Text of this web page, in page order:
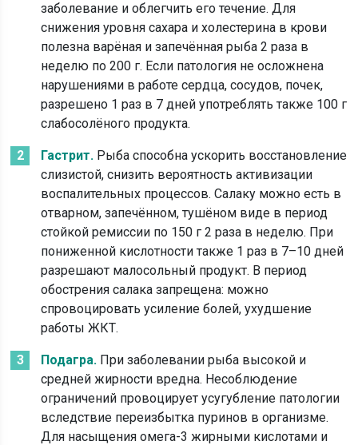
заболевание и облегчить его течение. Для
снижения уровня сахара и холестерина в крови
полезна варёная и запечённая рыба 2 раза в
неделю по 200 г. Если патология не осложнена
нарушениями в работе сердца, сосудов, почек,
разрешено 1 раз в 7 дней употреблять также 100 г
слабосолёного продукта.
Гастрит. Рыба способна ускорить восстановление
слизистой, снизить вероятность активизации
воспалительных процессов. Салаку можно есть в
отварном, запечённом, тушёном виде в период
стойкой ремиссии по 150 г 2 раза в неделю. При
пониженной кислотности также 1 раз в 7–10 дней
разрешают малосольный продукт. В период
обострения салака запрещена: можно
спровоцировать усиление болей, ухудшение
работы ЖКТ.
Подагра. При заболевании рыба высокой и
средней жирности вредна. Несоблюдение
ограничений провоцирует усугубление патологии
вследствие переизбытка пуринов в организме.
Для насыщения омега-3 жирными кислотами и